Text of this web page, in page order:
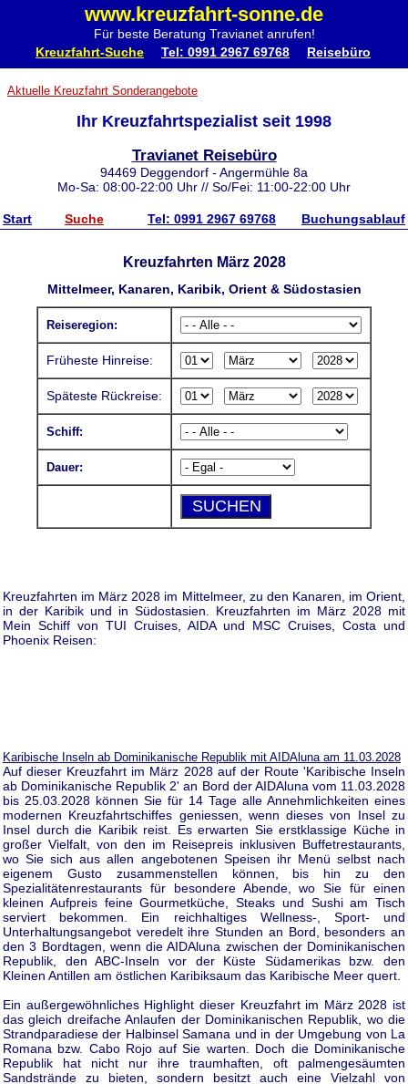
www.kreuzfahrt-sonne.de
Für beste Beratung Travianet anrufen!
Kreuzfahrt-Suche Tel: 0991 2967 69768 Reisebüro
Aktuelle Kreuzfahrt Sonderangebote
Ihr Kreuzfahrtspezialist seit 1998
Travianet Reisebüro
94469 Deggendorf - Angermühle 8a
Mo-Sa: 08:00-22:00 Uhr // So/Fei: 11:00-22:00 Uhr
Start Suche Tel: 0991 2967 69768 Buchungsablauf
Kreuzfahrten März 2028
Mittelmeer, Kanaren, Karibik, Orient & Südostasien
Reiseregion:
Früheste Hinreise:
Späteste Rückreise:
Schiff:
Dauer:
Kreuzfahrten im März 2028 im Mittelmeer, zu den Kanaren, im Orient,
in der Karibik und in Südostasien. Kreuzfahrten im März 2028 mit
Mein Schiff von TUI Cruises, AIDA und MSC Cruises, Costa und
Phoenix Reisen:
Karibische Inseln ab Dominikanische Republik mit AIDAluna am 11.03.2028
Auf dieser Kreuzfahrt im März 2028 auf der Route 'Karibische Inseln
ab Dominikanische Republik 2' an Bord der AIDAluna vom 11.03.2028
bis 25.03.2028 können Sie für 14 Tage alle Annehmlichkeiten eines
modernen Kreuzfahrtschiffes geniessen, wenn dieses von Insel zu
Insel durch die Karibik reist. Es erwarten Sie erstklassige Küche in
großer Vielfalt, von den im Reisepreis inklusiven Buffetrestaurants,
wo Sie sich aus allen angebotenen Speisen ihr Menü selbst nach
eigenem Gusto zusammenstellen können, bis hin zu den
Spezialitätenrestaurants für besondere Abende, wo Sie für einen
kleinen Aufpreis feine Gourmetküche, Steaks und Sushi am Tisch
serviert bekommen. Ein reichhaltiges Wellness-, Sport- und
Unterhaltungsangebot veredelt ihre Stunden an Bord, besonders an
den 3 Bordtagen, wenn die AIDAluna zwischen der Dominikanischen
Republik, den ABC-Inseln vor der Küste Südamerikas bzw. den
Kleinen Antillen am östlichen Karibiksaum das Karibische Meer quert.
Ein außergewöhnliches Highlight dieser Kreuzfahrt im März 2028 ist
das gleich dreifache Anlaufen der Dominikanischen Republik, wo die
Strandparadiese der Halbinsel Samana und in der Umgebung von La
Romana bzw. Cabo Rojo auf Sie warten. Doch die Dominikanische
Republik hat nicht nur ihre traumhaften, oft palmengesäumten
Sandstrände zu bieten, sondern besitzt auch eine Vielzahl von